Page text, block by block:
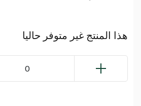
هذا المنتج غير متوفر حاليا
0